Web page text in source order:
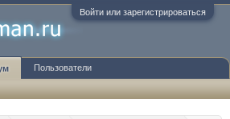
Войти или зарегистрироваться
Пользователи